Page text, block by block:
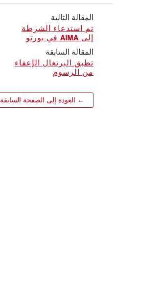
المقالة التالية
تم استدعاء الشرطة
إلى AIMA في بورتو
المقالة السابقة
تطبق البرتغال الإعفاء
من الرسوم
← العودة إلى الصفحة السابقة